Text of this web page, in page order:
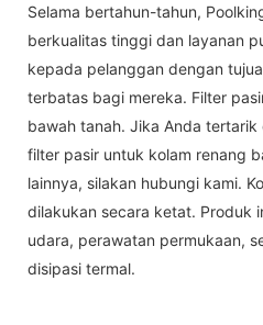
Selama bertahun-tahun,
berkualitas tinggi dan layanan
kepada pelanggan dengan
terbatas bagi mereka. Filter
bawah tanah. Jika Anda
filter pasir untuk kolam renang
lainnya, silakan hubungi kami.
dilakukan secara ketat. Produk
udara, perawatan permukaan,
disipasi termal.